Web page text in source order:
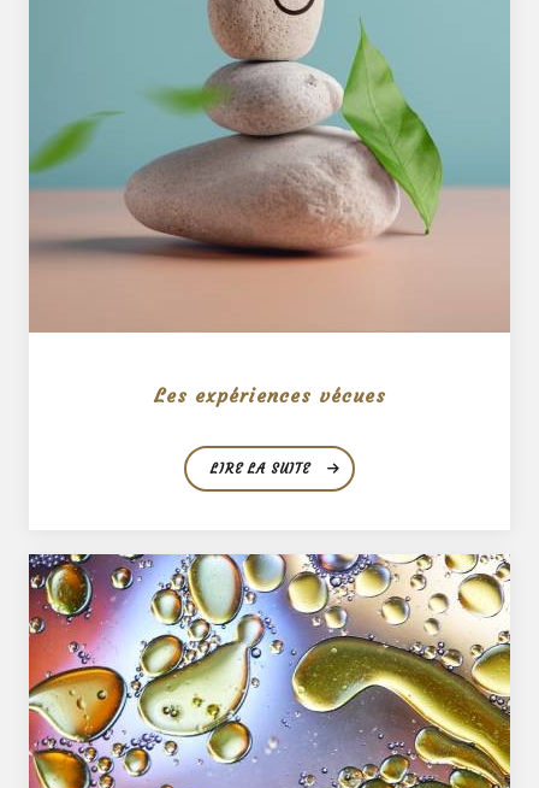
Les expériences vécues
LIRE LA SUITE